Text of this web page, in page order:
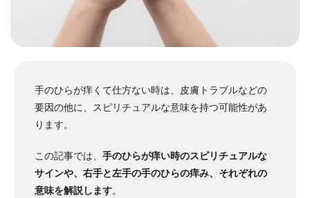
手のひらが痒くて仕方ない時は、皮膚トラブルなどの
要因の他に、スピリチュアルな意味を持つ可能性があ
ります。
この記事では、 手のひらが痒い時のスピリチュアルな
サインや、右手と左手の手のひらの痒み、それぞれの
意味を解説します。